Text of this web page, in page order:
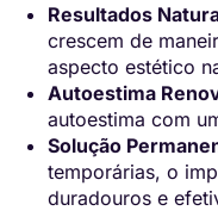
Resultados
crescem de
aspecto estético
Autoestima
autoestima com
Solução
temporárias, o
duradouros e